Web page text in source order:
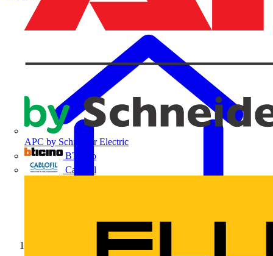
APC by Schneider Electric
BTicino
Cablofil